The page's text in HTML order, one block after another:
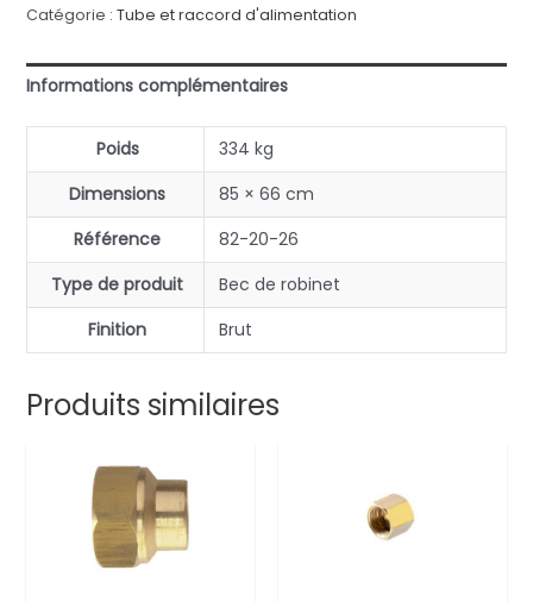
Catégorie : Tube et raccord d'alimentation
Informations complémentaires
Poids
334 kg
Dimensions
85 × 66 cm
Référence
82-20-26
Type de produit
Bec de robinet
Finition
Brut
Produits similaires